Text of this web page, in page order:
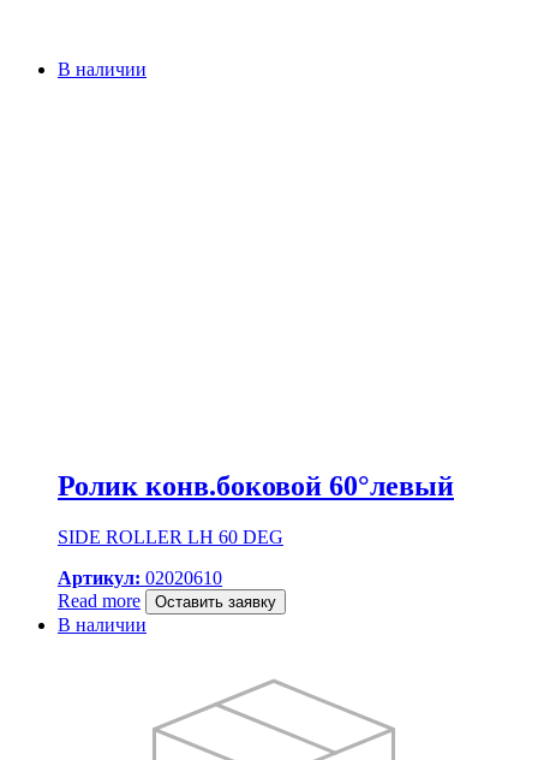
В наличии
Ролик конв.боковой 60°левый
SIDE ROLLER LH 60 DEG
Артикул: 02020610
Read more
Оставить заявку
В наличии